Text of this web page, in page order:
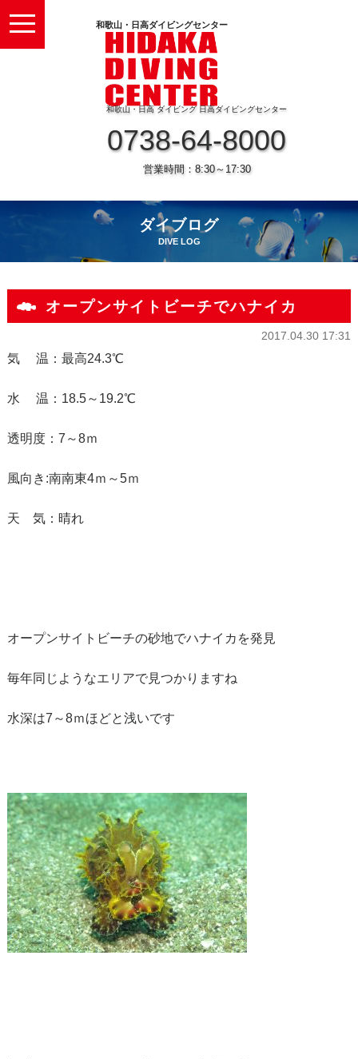
toggle
navigation
和歌山・日高ダイビングセンター
和歌山・日高 ダイビング 日高ダイビングセンター
0738-64-8000
営業時間：8:30～17:30
ダイブログ
DIVE LOG
オープンサイトビーチでハナイカ
2017.04.30 17:31
気 温：最高24.3℃
水 温：18.5～19.2℃
透明度：7～8ｍ
風向き:南南東4ｍ～5ｍ
天 気：晴れ
オープンサイトビーチの砂地でハナイカを発見
毎年同じようなエリアで見つかりますね
水深は7～8ｍほどと浅いです